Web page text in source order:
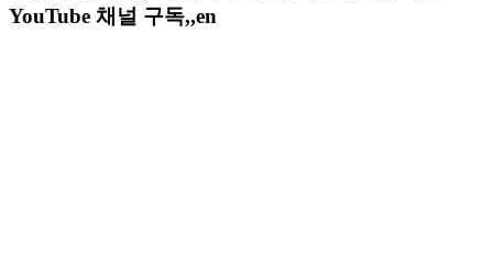
YouTube 채널 구독,,en